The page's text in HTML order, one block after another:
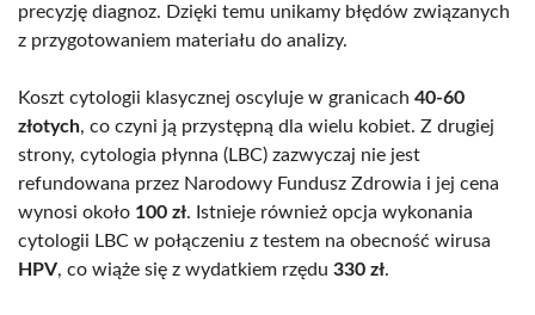
precyzję diagnoz. Dzięki temu unikamy błędów związanych
z przygotowaniem materiału do analizy.
Koszt cytologii klasycznej oscyluje w granicach 40-60
złotych, co czyni ją przystępną dla wielu kobiet. Z drugiej
strony, cytologia płynna (LBC) zazwyczaj nie jest
refundowana przez Narodowy Fundusz Zdrowia i jej cena
wynosi około 100 zł. Istnieje również opcja wykonania
cytologii LBC w połączeniu z testem na obecność wirusa
HPV, co wiąże się z wydatkiem rzędu 330 zł.